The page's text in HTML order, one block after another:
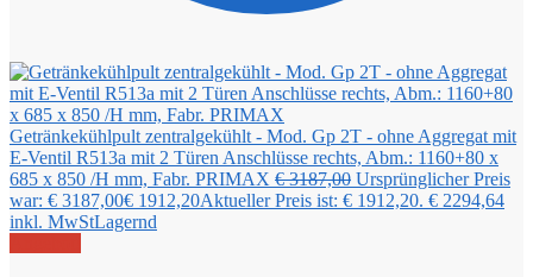
Getränkekühlpult zentralgekühlt - Mod. Gp 2T - ohne Aggregat mit
E-Ventil R513a mit 2 Türen Anschlüsse rechts, Abm.: 1160+80 x
685 x 850 /H mm, Fabr. PRIMAX €3187,00 Ursprünglicher Preis
war: € 3187,00€ 1912,20Aktueller Preis ist: € 1912,20. € 2294,64
inkl. MwStLagernd